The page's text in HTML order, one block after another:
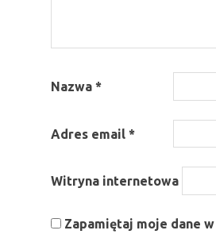
Nazwa *
Adres email *
Witryna internetowa
Zapamiętaj moje dane